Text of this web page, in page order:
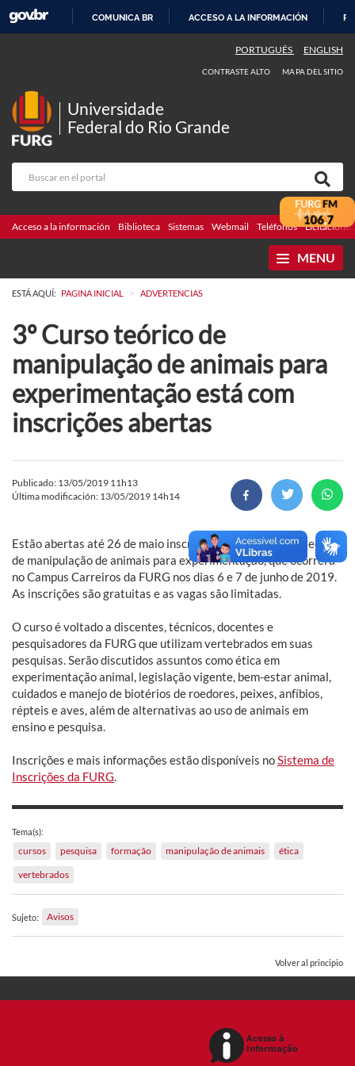
CONTENIDO
COMUNICA BR ACCESO A LA INFORMACIÓN
PORTUGUÊS ENGLISH
CONTRASTE ALTO MAPA DEL SITIO
Universidade
Federal do Rio Grande
Acceso a la información Biblioteca Sistemas Webmail Teléfonos Licitaciones
MENU
ESTÁ AQUÍ: PAGINA INICIAL > ADVERTENCIAS
3º Curso teórico de
manipulação de animais para
experimentação está com
inscrições abertas
Publicado: 13/05/2019 11h13
Última modificación: 13/05/2019 14h14
Estão abertas até 26 de maio inscrições para o 3º Curso teórico
de manipulação de animais para experimentação, que ocorrerá
no Campus Carreiros da FURG nos dias 6 e 7 de junho de 2019.
As inscrições são gratuitas e as vagas são limitadas.
O curso é voltado a discentes, técnicos, docentes e
pesquisadores da FURG que utilizam vertebrados em suas
pesquisas. Serão discutidos assuntos como ética em
experimentação animal, legislação vigente, bem-estar animal,
cuidados e manejo de biotérios de roedores, peixes, anfíbios,
répteis e aves, além de alternativas ao uso de animais em
ensino e pesquisa.
Inscrições e mais informações estão disponíveis no Sistema de
Inscrições da FURG
Tema(s):
cursos pesquisa formação manipulação de animais
ética
vertebrados
Sujeto: Avisos
Volver al principio